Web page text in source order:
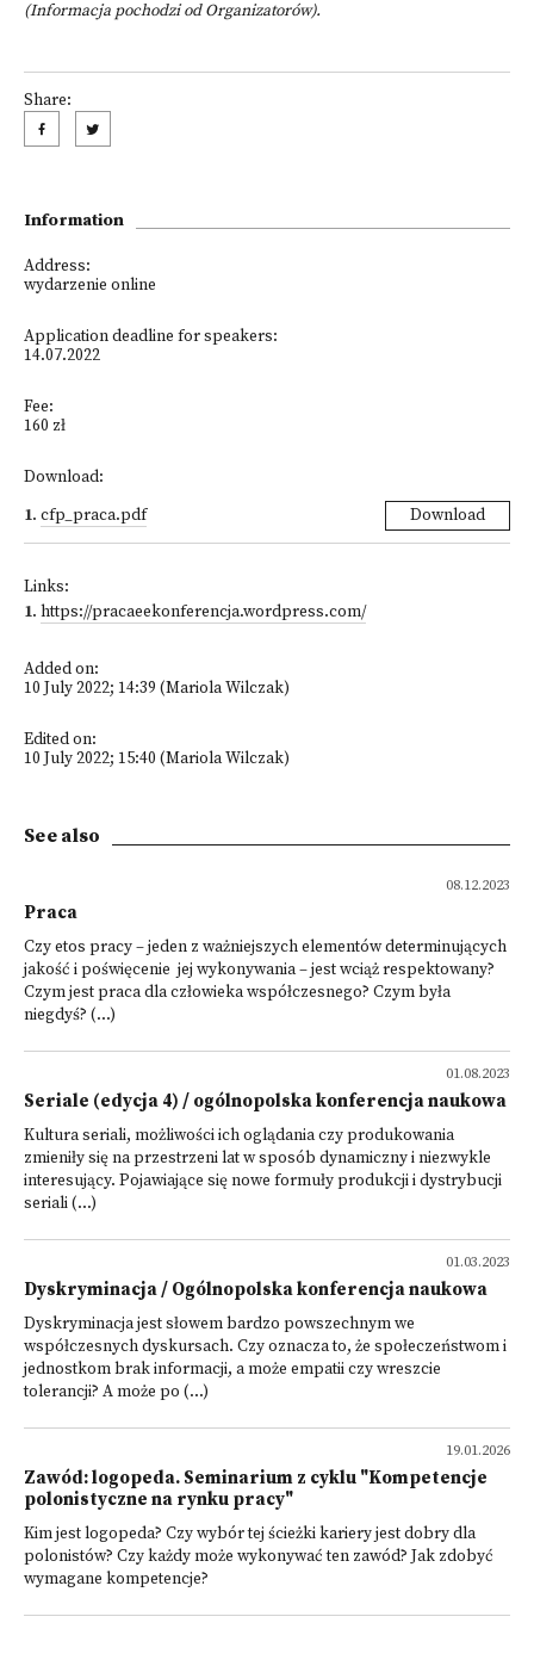
(Informacja pochodzi od Organizatorów).
Share:
Information
Address:
wydarzenie online
Application deadline for speakers:
14.07.2022
Fee:
160 zł
Download:
1. cfp_praca.pdf Download
Links:
1. https://pracaeekonferencja.wordpress.com/
Added on:
10 July 2022; 14:39 (Mariola Wilczak)
Edited on:
10 July 2022; 15:40 (Mariola Wilczak)
See also
08.12.2023
Praca
Czy etos pracy – jeden z ważniejszych elementów determinujących
jakość i poświęcenie jej wykonywania – jest wciąż respektowany?
Czym jest praca dla człowieka współczesnego? Czym była
niegdyś? (...)
01.08.2023
Seriale (edycja 4) / ogólnopolska konferencja naukowa
Kultura seriali, możliwości ich oglądania czy produkowania
zmieniły się na przestrzeni lat w sposób dynamiczny i niezwykle
interesujący. Pojawiające się nowe formuły produkcji i dy­strybucji
seriali (...)
01.03.2023
Dyskryminacja / Ogólnopolska konferencja naukowa
Dyskryminacja jest słowem bardzo powszechnym we
współczesnych dyskursach. Czy oznacza to, że społeczeństwom i
jednostkom brak informacji, a może empatii czy wreszcie
tolerancji? A może po (...)
19.01.2026
Zawód: logopeda. Seminarium z cyklu "Kompetencje
polonistyczne na rynku pracy"
Kim jest logopeda? Czy wybór tej ścieżki kariery jest dobry dla
polonistów? Czy każdy może wykonywać ten zawód? Jak zdobyć
wymagane kompetencje?